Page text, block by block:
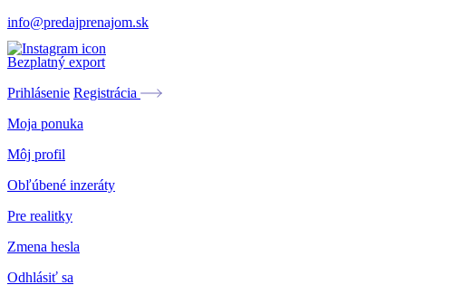
info@predajprenajom.sk
Bezplatný export
Prihlásenie Registrácia
Moja ponuka
Môj profil
Obľúbené inzeráty
Pre realitky
Zmena hesla
Odhlásiť sa